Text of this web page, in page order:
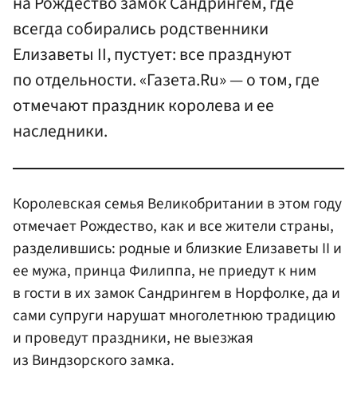
всегда собирались родственники
Елизаветы II, пустует: все празднуют
по отдельности. «Газета.Ru» — о том, где
отмечают праздник королева и ее
наследники.
Королевская семья Великобритании в этом году
отмечает Рождество, как и все жители страны,
разделившись: родные и близкие Елизаветы II и
ее мужа, принца Филиппа, не приедут к ним
в гости в их замок Сандрингем в Норфолке, да и
сами супруги нарушат многолетнюю традицию
и проведут праздники, не выезжая
из Виндзорского замка.